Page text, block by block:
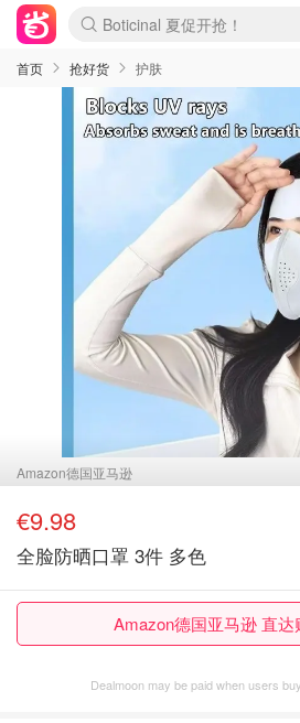
Boticinal 夏促开抢！
4折！lulu周四疯狂上新
还没结束！&OtherStories大促
Joybuy变相75折 随时失效
速领！Stanley独家85折
疑似霸哥！Camper额外叠85
Zalando 奥莱闪促！每日更新
Moncler反季囤！5折起+叠9折
Coach Brooklyn仅€192
首页 抢好货 护肤
Amazon德国亚马逊
€9.98
全脸防晒口罩 3件 多色
Amazon德国亚马逊 直
Dealmoon may be paid when users